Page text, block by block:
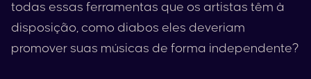
todas essas ferramentas que os artistas têm à
disposição, como diabos eles deveriam
promover suas músicas de forma independente?